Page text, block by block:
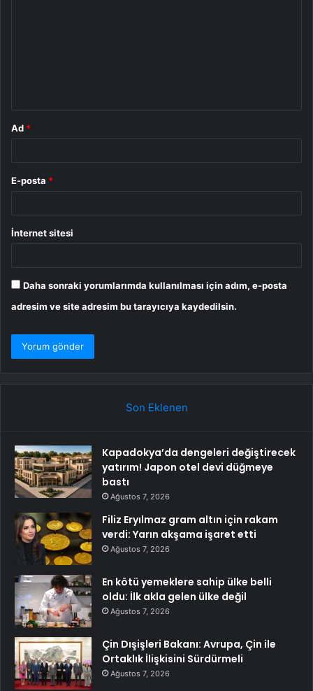
Ad *
E-posta *
İnternet sitesi
Daha sonraki yorumlarımda kullanılması için adım, e-posta
adresim ve site adresim bu tarayıcıya kaydedilsin.
Son Eklenen
Kapadokya’da dengeleri değiştirecek
yatırım! Japon otel devi düğmeye
bastı
Ağustos 7, 2026
Filiz Eryılmaz gram altın için rakam
verdi: Yarın akşama işaret etti
Ağustos 7, 2026
En kötü yemeklere sahip ülke belli
oldu: İlk akla gelen ülke değil
Ağustos 7, 2026
Çin Dışişleri Bakanı: Avrupa, Çin ile
Ortaklık İlişkisini Sürdürmeli
Ağustos 7, 2026